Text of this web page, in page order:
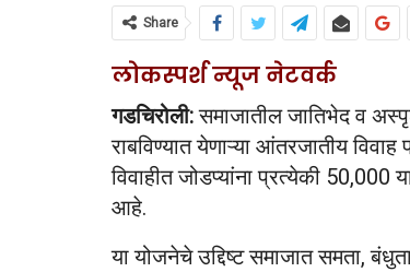
Share
लोकस्पर्श न्यूज नेटवर्क
गडचिरोली:समाजातील जातिभेद व
राबविण्यात येणाऱ्या आंतरजातीय
विवाहीत जोडप्यांना प्रत्येकी
आहे.
या योजनेचे उद्दिष्ट समाजात समता,